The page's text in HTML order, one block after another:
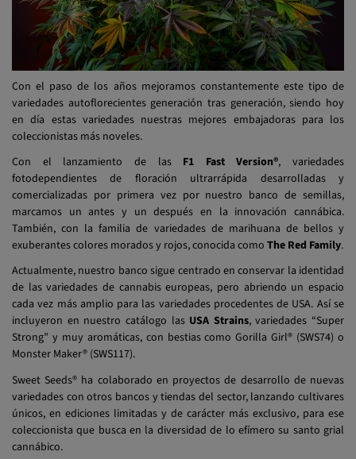
Con el paso de los años mejoramos constantemente este tipo de
variedades autoflorecientes generación tras generación, siendo hoy
en día estas variedades nuestras mejores embajadoras para los
coleccionistas más noveles.
Con el lanzamiento de las F1 Fast Version®, variedades
fotodependientes de floración ultrarrápida desarrolladas y
comercializadas por primera vez por nuestro banco de semillas,
marcamos un antes y un después en la innovación cannábica.
También, con la familia de variedades de marihuana de bellos y
exuberantes colores morados y rojos, conocida como The Red Family.
Actualmente, nuestro banco sigue centrado en conservar la identidad
de las variedades de cannabis europeas, pero abriendo un espacio
cada vez más amplio para las variedades procedentes de USA. Así se
incluyeron en nuestro catálogo las USA Strains, variedades “Super
Strong” y muy aromáticas, con bestias como Gorilla Girl® (SWS74) o
Monster Maker® (SWS117).
Sweet Seeds® ha colaborado en proyectos de desarrollo de nuevas
variedades con otros bancos y tiendas del sector, lanzando cultivares
únicos, en ediciones limitadas y de carácter más exclusivo, para ese
coleccionista que busca en la diversidad de lo efímero su santo grial
cannábico.